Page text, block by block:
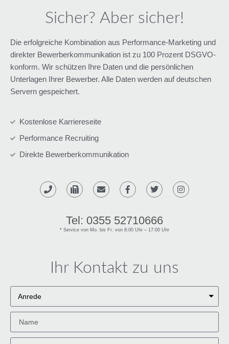
Sicher? Aber sicher!
Die erfolgreiche Kombination aus Performance-Marketing und
direkter Bewerberkommunikation ist zu 100 Prozent DSGVO-
konform. Wir schützen Ihre Daten und die persönlichen
Unterlagen Ihrer Bewerber. Alle Daten werden auf deutschen
Servern gespeichert.
Kostenlose Karriereseite
Performance Recruiting
Direkte Bewerberkommunikation
Tel: 0355 52710666
* Service von Mo. bis Fr. von 8:00 Uhr – 17:00 Uhr​
Ihr Kontakt zu uns